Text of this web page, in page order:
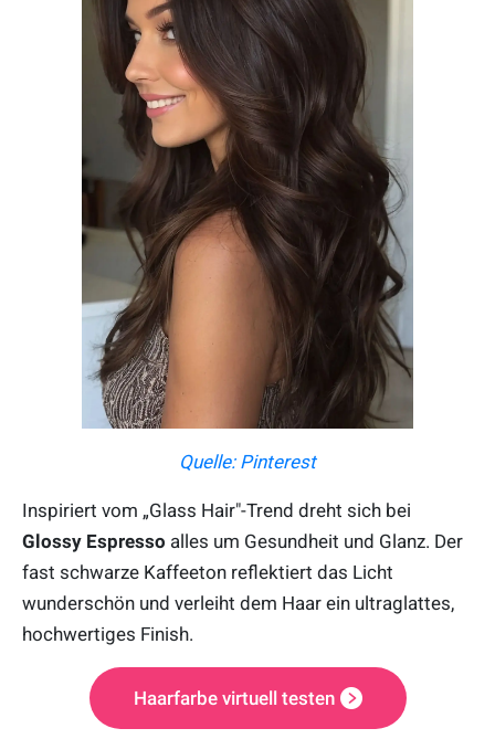
Quelle: Pinterest
Inspiriert vom „Glass Hair"-Trend dreht sich bei
Glossy Espresso alles um Gesundheit und Glanz. Der
fast schwarze Kaffeeton reflektiert das Licht
wunderschön und verleiht dem Haar ein ultraglattes,
hochwertiges Finish.
Haarfarbe virtuell testen